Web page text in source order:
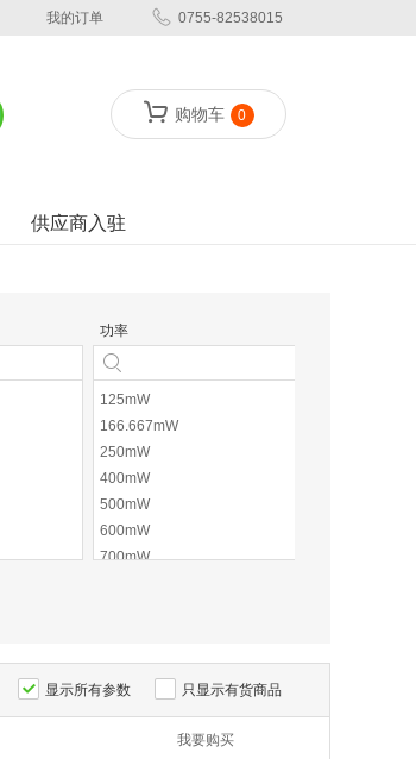
我的订单 0755-82538015
购物车 0
供应商入驻
功率
125mW
166.667mW
250mW
400mW
500mW
600mW
700mW
4W
5W
7W
显示所有参数 只显示有货商品
我要购买